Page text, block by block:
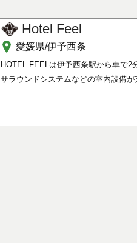
Hotel Feel
愛媛県/伊予西条
HOTEL FEELは伊予西条駅から車で
サラウンドシステムなどの室内設備が